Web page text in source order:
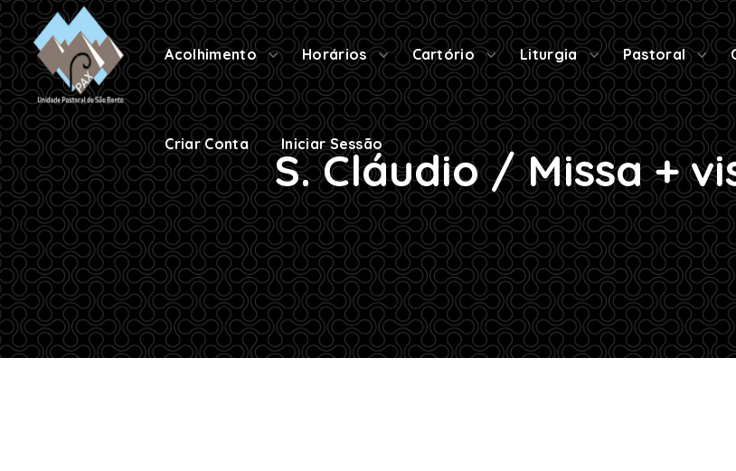
Acolhimento Horários Cartório Liturgia Pastoral
Criar Conta Iniciar Sessão
Criar Conta Iniciar Sessão
S. Cláudio / Missa +